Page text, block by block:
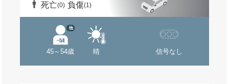
死亡(0) 負傷(1)
45～54歳
他
晴 信号なし